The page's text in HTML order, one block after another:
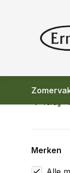
Merken